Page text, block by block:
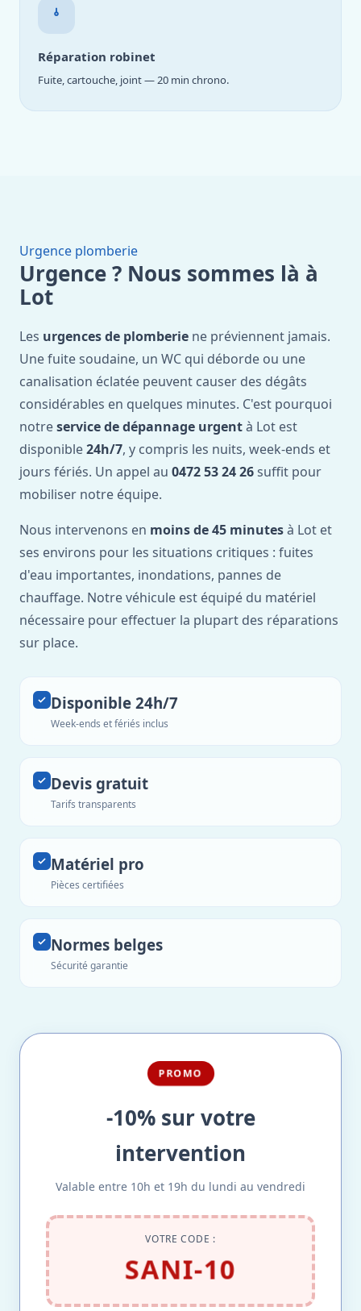
Réparation robinet
Fuite, cartouche, joint — 20 min chrono.
Urgence plomberie
Urgence ? Nous sommes là à
Lot
Les urgences de plomberie ne préviennent jamais.
Une fuite soudaine, un WC qui déborde ou une
canalisation éclatée peuvent causer des dégâts
considérables en quelques minutes. C'est pourquoi
notreservice de dépannage urgentà Lot est
disponible24h/7, y compris les nuits, week-ends et
jours fériés. Un appel au 0472 53 24 26 suffit pour
mobiliser notre équipe.
Nous intervenons en moins de 45 minutesà Lot et
ses environs pour les situations critiques : fuites
d'eau importantes, inondations, pannes de
chauffage. Notre véhicule est équipé du matériel
nécessaire pour effectuer la plupart des réparations
sur place.
Disponible 24h/7
Week-ends et fériés inclus
Devis gratuit
Tarifs transparents
Matériel pro
Pièces certifiées
Normes belges
Sécurité garantie
PROMO
-10% sur votre
intervention
Valable entre 10h et 19h du lundi au vendredi
VOTRE CODE :
SANI-10